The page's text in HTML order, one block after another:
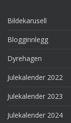
Bildekarusell
Blogginnlegg
Dyrehagen
Julekalender 2022
Julekalender 2023
Julekalender 2024